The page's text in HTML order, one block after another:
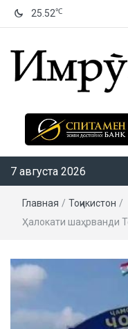
25.52℃
7 августа 2026
Главная / Тоҷикистон /
Ҳалокати шаҳрванди